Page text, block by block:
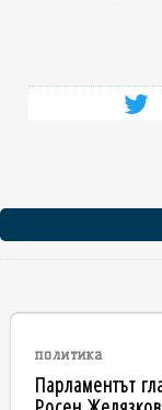
политика
Парламентът